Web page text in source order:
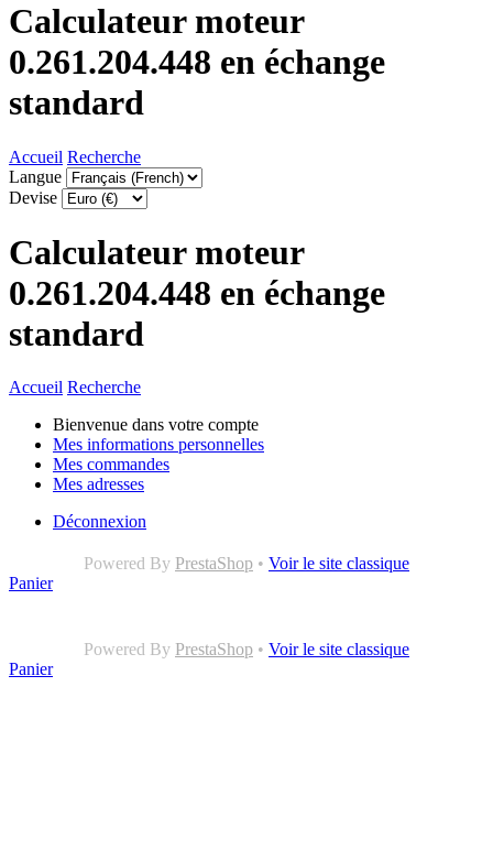
Calculateur moteur
0.261.204.448 en échange
standard
Accueil Recherche
Langue
Devise
Calculateur moteur
0.261.204.448 en échange
standard
Accueil Recherche
Bienvenue dans votre compte
Mes informations personnelles
Mes commandes
Mes adresses
Déconnexion
Powered By PrestaShop • Voir le site classique
Panier
Powered By PrestaShop • Voir le site classique
Panier